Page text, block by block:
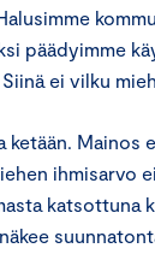
päädyimme
ei vilku
Mainos
ihmisarvo
katsottuna